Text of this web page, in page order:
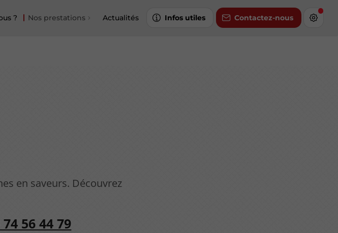
? Nos prestations Actualités Infos utiles Contactez-nous
en saveurs. Découvrez
74 56 44 79